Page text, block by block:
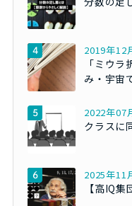
2019年12
「ミウ
み・宇宙
2022年07
クラスに
2025年11
【高IQ